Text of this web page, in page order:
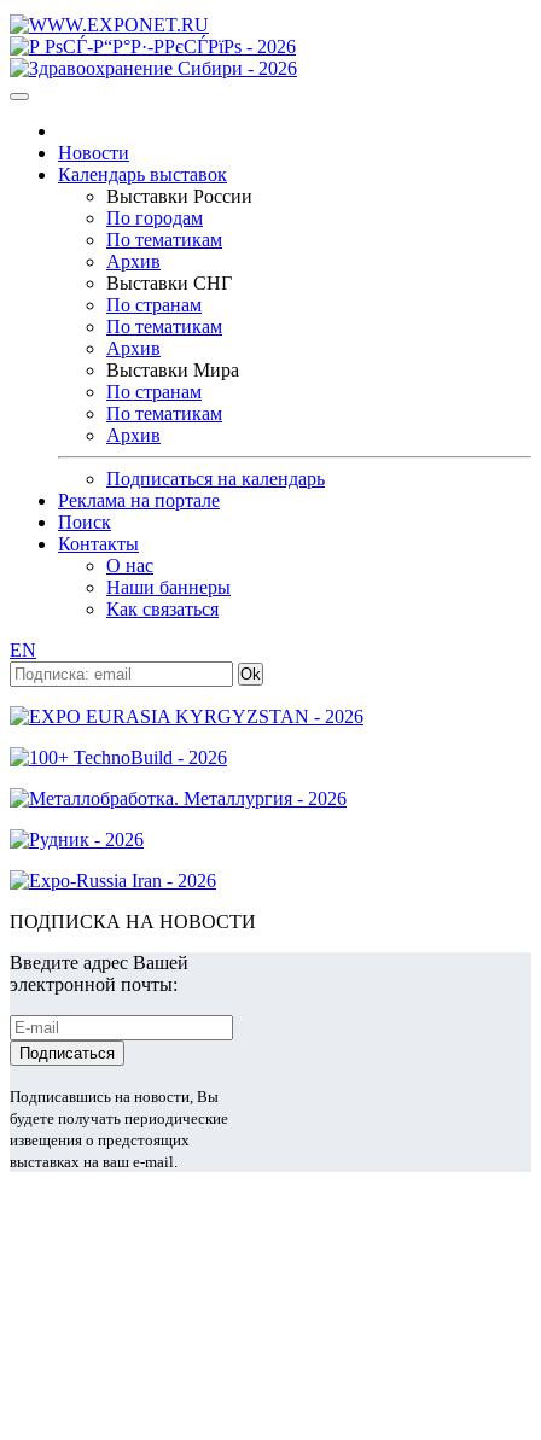
Новости
Календарь выставок
Выставки России
По городам
По тематикам
Архив
Выставки СНГ
По странам
По тематикам
Архив
Выставки Мира
По странам
По тематикам
Архив
Подписаться на календарь
Реклама на портале
Поиск
Контакты
О нас
Наши баннеры
Как связаться
EN
ПОДПИСКА НА НОВОСТИ
Введите адрес Вашей
электронной почты:
Подписавшись на новости, Вы
будете получать периодические
извещения о предстоящих
выставках на ваш e-mail.